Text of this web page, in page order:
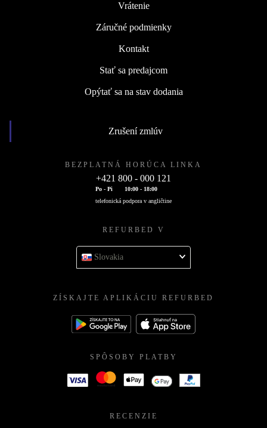
Vrátenie
Záručné podmienky
Kontakt
Stať sa predajcom
Opýtať sa na stav dodania
Zrušení zmlúv
BEZPLATNÁ HORÚCA LINKA
+421 800 - 000 121
Po - Pi
10:00 - 18:00
telefonická podpora v angličtine
REFURBED V
Slovakia
ZÍSKAJTE APLIKÁCIU REFURBED
SPÔSOBY PLATBY
RECENZIE